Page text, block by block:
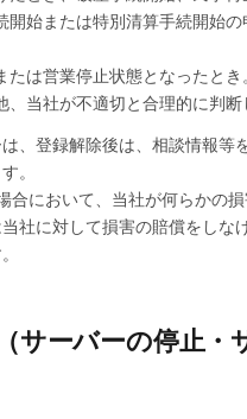
開始または特別清算手続開始の
たは営業停止状態となったとき
、当社が不適切と合理的に判断
、登録解除後は、相談情報等
。
合において、当社が何らかの
社に対して損害の賠償をしな
サーバーの停止・